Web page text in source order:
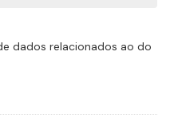
dados relacionados ao do